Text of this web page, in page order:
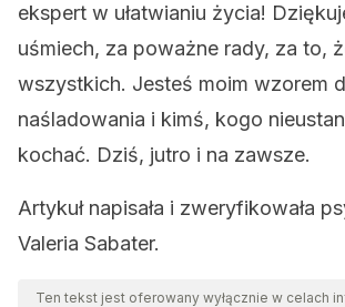
ekspert w ułatwianiu życia!
uśmiech, za poważne rady, za to,
wszystkich. Jesteś moim wzorem
naśladowania i kimś, kogo
kochać. Dziś, jutro i na zawsze.
Artykuł napisała i zweryfikowała
Valeria Sabater.
Ten tekst jest oferowany wyłącznie w celach